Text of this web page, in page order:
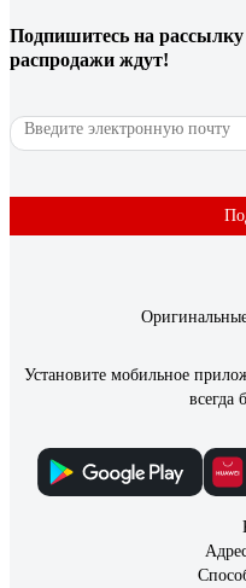
4 отзыва
Отзыв о NORGAU N2ATM
Рус Й.
отличное средство
гайки сами
Подпишитесь на рассылку
распродажи ждут!
Установите мобильное
всегда